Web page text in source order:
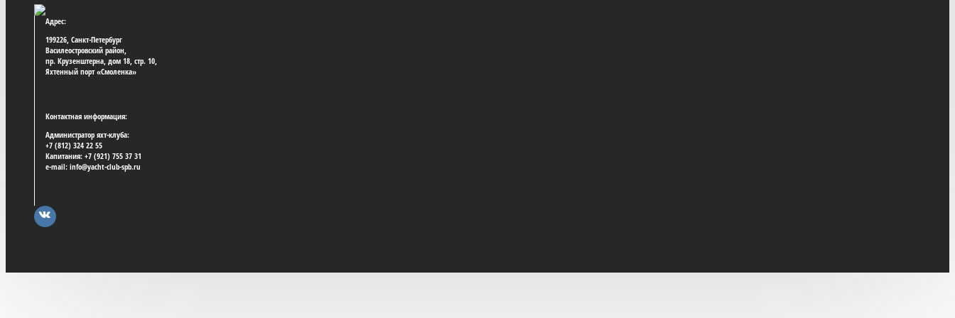
Адрес:
199226, Санкт-Петербург
Василеостровский район,
пр. Крузенштерна, дом 18, стр. 10,
Яхтенный порт «Смоленка»
Контактная информация:
Администратор яхт-клуба:
+7 (812) 324 22 55
Капитания: +7 (921) 755 37 31
e-mail: info@yacht-club-spb.ru